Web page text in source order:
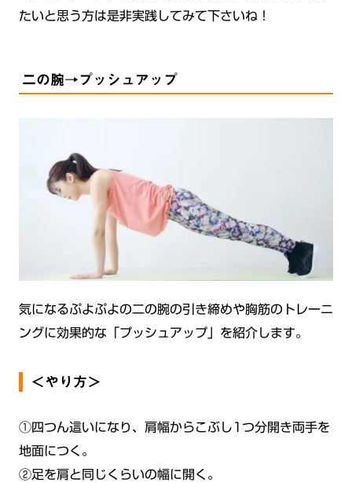
たいと思う方は是非実践してみて下さいね！
二の腕→プッシュアップ
気になるぷよぷよの二の腕の引き締めや胸筋のトレーニ
ングに効果的な「プッシュアップ」を紹介します。
＜やり方＞
①四つん這いになり、肩幅からこぶし1つ分開き両手を
地面につく。
②足を肩と同じくらいの幅に開く。